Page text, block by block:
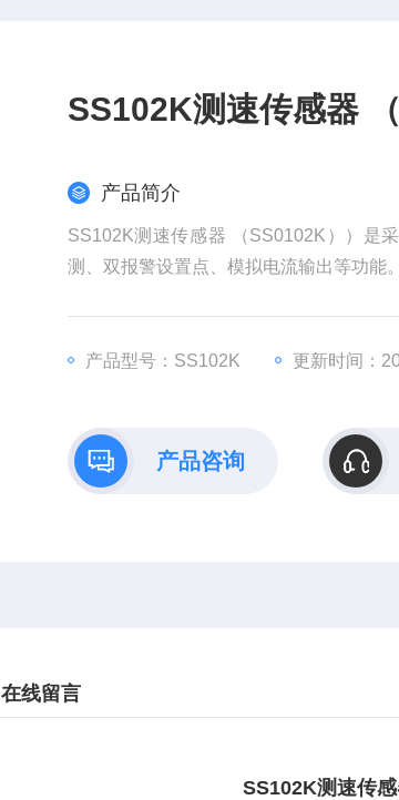
SS102K测速传感器
产品简介
SS102K测速传感器 （SS0102K））是
测、双报警设置点、模拟电流输出等功能
产品型号：SS102K 更新时间：
产品咨询
在线留言
SS102K测速传